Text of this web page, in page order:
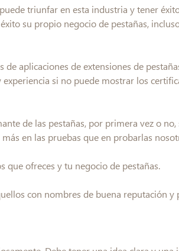
triunfar en esta industria y tener
su propio negocio de pestañas,
aplicaciones de extensiones de
si no puede mostrar los
de las pestañas, por primera vez o
en las pruebas que en probarlas
que ofreces y tu negocio de pestañas.
con nombres de buena reputación y